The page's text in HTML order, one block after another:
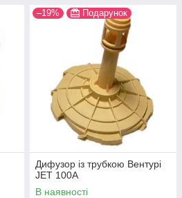
–19% Подарунок
Дифузор із трубкою Вентурі
JET 100A
В наявності